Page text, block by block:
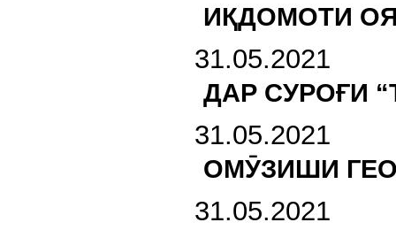
ИҚДОМОТИ
31.05.2021
ДАР СУРОҒИ
31.05.2021
ОМӮЗИШИ
31.05.2021